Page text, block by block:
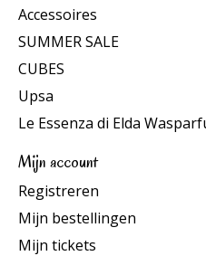
Accessoires
SUMMER SALE
CUBES
Upsa
Le Essenza di Elda
Mijn account
Registreren
Mijn bestellingen
Mijn tickets